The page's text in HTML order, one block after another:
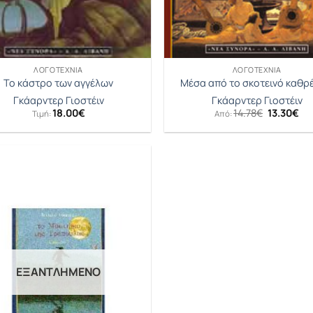
ΛΟΓΟΤΕΧΝΊΑ
Το κάστρο των αγγέλων
Γκάαρντερ Γιοστέιν
Τιμή:18.00€
ΛΟΓΟΤΕΧΝΊΑ
Μέσα από το σκοτεινό
Γκάαρντερ Γιοστέιν
Από:14.78€ Original
price
was:
13.30€
ΕΞΑΝΤΛΗΜΈΝΟ